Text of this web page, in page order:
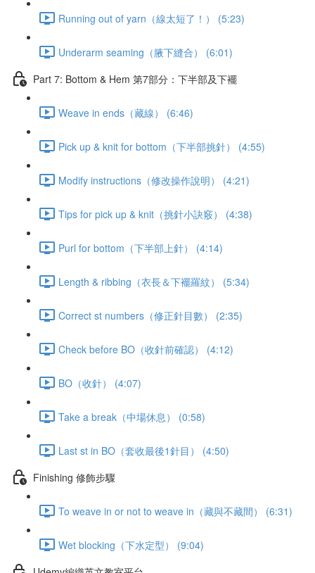
Running out of yarn（線太短了！） (5:23)
Underarm seaming（腋下縫合） (6:01)
Part 7: Bottom & Hem 第7部分：下半部及下襬
Weave in ends（藏線） (6:46)
Pick up & knit for bottom（下半部挑針） (4:55)
Modify instructions（修改操作說明） (4:21)
Tips for pick up & knit（挑針小訣竅） (4:38)
Purl for bottom（下半部上針） (4:14)
Length & ribbing（衣長＆下襬羅紋） (5:34)
Correct st numbers（修正針目數） (2:35)
Check before BO（收針前確認） (4:12)
BO（收針） (4:07)
Take a break（中場休息） (0:58)
Last st in BO（套收最後1針目） (4:50)
Finishing 修飾步驟
To weave in or not to weave in（藏與不藏間） (6:31)
Wet blocking（下水定型） (9:04)